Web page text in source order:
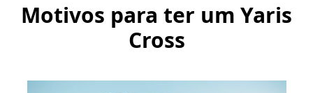
Motivos para ter um Yaris
Cross